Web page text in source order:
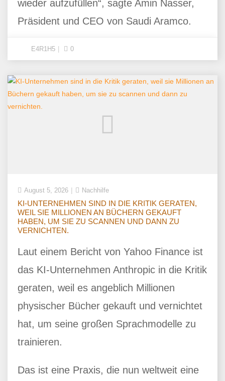
wieder aufzufüllen“, sagte Amin Nasser,
Präsident und CEO von Saudi Aramco.
E4R1H5 0
August 5, 2026 Nachhilfe
KI-UNTERNEHMEN SIND IN DIE KRITIK GERATEN,
WEIL SIE MILLIONEN AN BÜCHERN GEKAUFT
HABEN, UM SIE ZU SCANNEN UND DANN ZU
VERNICHTEN.
Laut einem Bericht von Yahoo Finance ist
das KI-Unternehmen Anthropic in die Kritik
geraten, weil es angeblich Millionen
physischer Bücher gekauft und vernichtet
hat, um seine großen Sprachmodelle zu
trainieren.
Das ist eine Praxis, die nun weltweit eine